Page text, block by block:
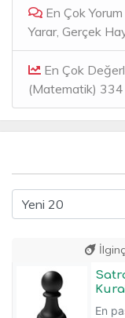
En Çok
Yarar, Gerçek
En Çok
(Matematik) 334
En